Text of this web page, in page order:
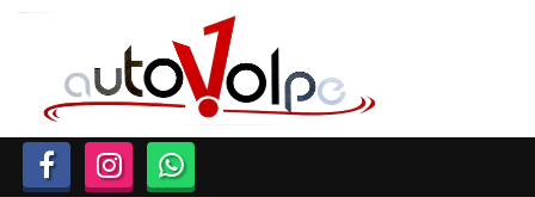
preferenze
di
consenso
Il